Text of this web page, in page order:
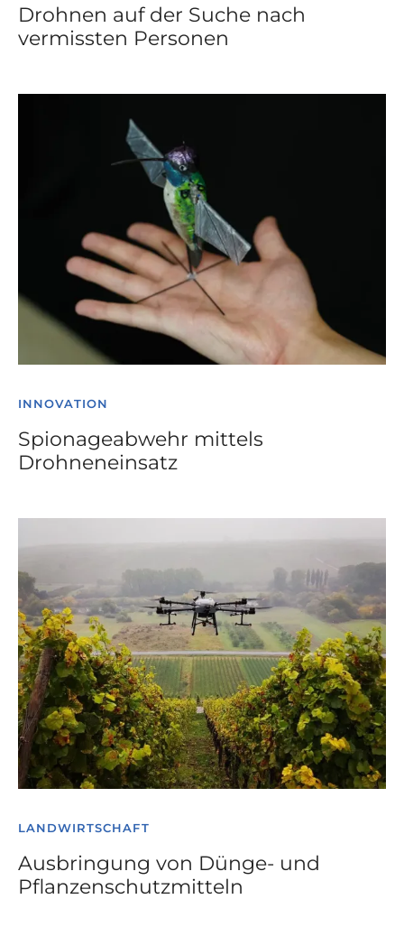
Drohnen auf der Suche nach
vermissten Personen
INNOVATION
Spionageabwehr mittels
Drohneneinsatz
LANDWIRTSCHAFT
Ausbringung von Dünge- und
Pflanzenschutzmitteln